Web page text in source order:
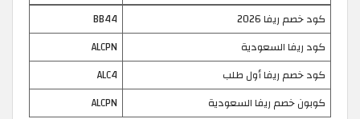
كود خصم ريفا 2026
BB44
كود ريفا السعودية
ALCPN
كود خصم ريفا أول طلب
ALC4
كوبون خصم ريفا السعودية
ALCPN